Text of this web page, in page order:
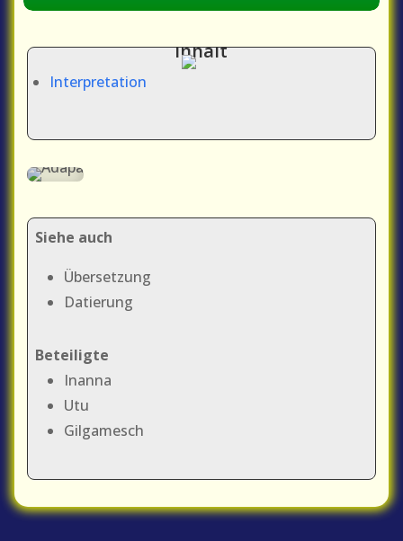
Inhalt
Interpretation
Siehe auch
Übersetzung
Datierung
Beteiligte
Inanna
Utu
Gilgamesch